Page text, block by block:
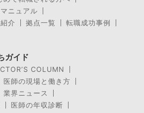
ニュアル
介
拠点一覧
転職成功事例
ガイド
COLUMN
医師の現場と働き方
業界ニュース
医師の年収診断